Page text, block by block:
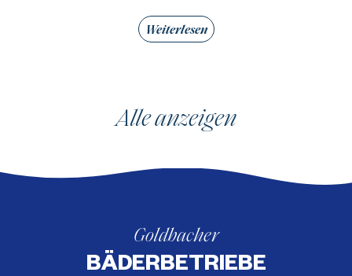
Weiterlesen
Alle anzeigen
Goldbacher
BÄDERBETRIEBE